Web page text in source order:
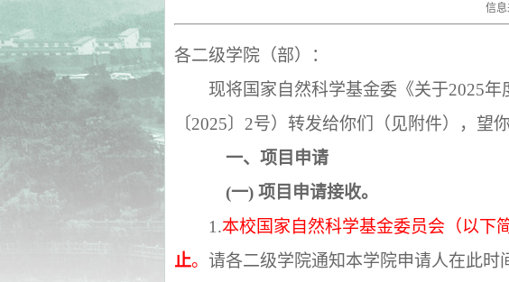
信
各二级学院（部）：
现将国家自然科学基金委《关于2025年
〔2025〕 2号）转发给你们（见附件），望
一、项目申请
(一) 项目申请接收。
1.本校国家自然科学基金委员会（以下
止。 请各二级学院通知本学院申请人在此